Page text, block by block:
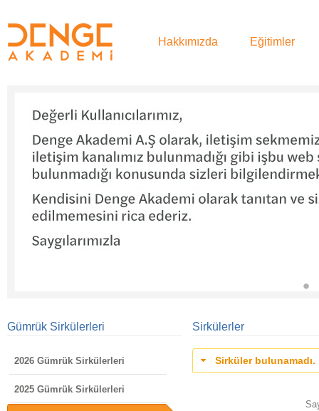
Hakkımızda Eğitimler
Gümrük Sirkülerleri
2026 Gümrük Sirkülerleri
2025 Gümrük Sirkülerleri
Sirkülerler
Sirküler bulunamadı.